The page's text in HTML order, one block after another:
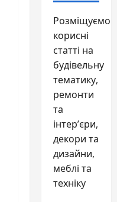
Розміщуємо
корисні
статті на
будівельну
тематику,
ремонти
та
інтер’єри,
декори та
дизайни,
меблі та
техніку